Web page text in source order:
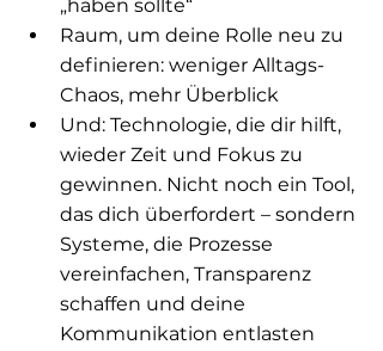
„haben sollte“
Raum, um deine Rolle neu zu
definieren: weniger Alltags-
Chaos, mehr Überblick
Und: Technologie, die dir hilft,
wieder Zeit und Fokus zu
gewinnen. Nicht noch ein Tool,
das dich überfordert – sondern
Systeme, die Prozesse
vereinfachen, Transparenz
schaffen und deine
Kommunikation entlasten